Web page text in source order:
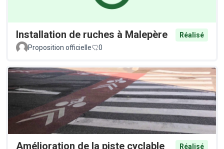
Installation de ruches à Malepère
Réalisé
Proposition officielle
0
Amélioration de la piste cyclable Réalisé